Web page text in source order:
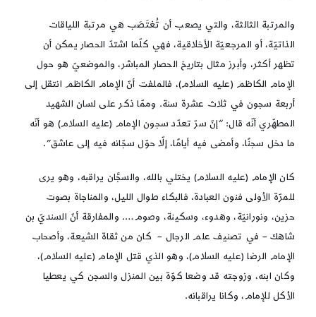
والمرتبة الثالثة، والتي يصعب أن تُغتَصَب هي مرتبة اللياقات
الذاتيّة، أو المرجعيّة الأخلاقية، فهي كلّما اشتدّ الحصار يمكن أن
تظهر أكثر، وأبرز مثال بتاريخ الحصار المباشر، والموضعيّ هو حول
الإمام الكاظم (عليه السلام)، فالملفت أنّ الإمام الكاظم انتقل إلى
أربعة سجون في ثلاث عشرة سنة. وممّا ذكر على لسان الشهيد
المطهّري أنّه قال: “إنّ سرّ تعدّد سجون الإمام (عليه السلام) هو أنّه
ما دخل سجنًا، وأمضى فيه أيامًا، إلّا حوّل سجّانه فيه إلى عاشق”.
كان الإمام (عليه السلام) يختلي بالله، والسجَّان يراقبه، وهو يرى
للمرّة الأولى فنون العبادة، فالبكاء طوال الليل، والمناجاة بصوت
حزين، ونورانيّة، وهدوء، وسكينة، وصوم…. والمفارقة أنّ السنديّ بن
شاهك – في تصنيف علم الرجال – كان من ثقاة الشيعة، وأصحاب
الإمام الرضا (عليه السلام)، وهو الذي قتل الإمام (عليه السلام)،
وكان ابنه، وزوجته قد وضعا كوّة بين المنزل والسجن كي يعطيا
الأكل للإمام، وكانا يراقبانه.